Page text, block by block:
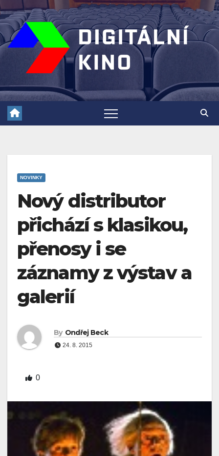
Skip
to
content
NOVINKY
Nový distributor
přichází s klasikou,
přenosy i se
záznamy z výstav a
galerií
By Ondřej Beck
24. 8. 2015
0